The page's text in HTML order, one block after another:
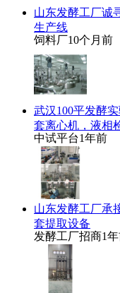
山东发酵工厂诚
生产线
饲料厂10个月前
武汉100平发酵
套离心机，液相
中试平台1年前
山东发酵工厂承
套提取设备
发酵工厂招商1